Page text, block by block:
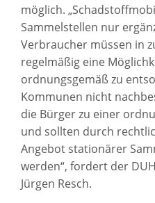
möglich.
Sammelstellen nur
Verbraucher müssen in
regelmäßig eine
ordnungsgemäß zu
Kommunen nicht
die Bürger zu einer
und sollten durch
Angebot stationärer
werden“, fordert der
Jürgen Resch.